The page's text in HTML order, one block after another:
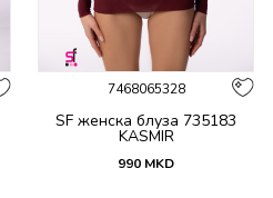
7468065328
SF женска блуза 735183
KASMIR
990 MKD